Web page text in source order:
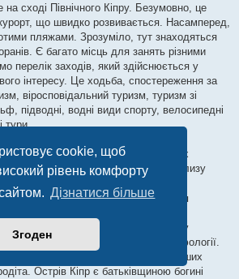
cookie, щоб
рівень комфорту
Дізнатися більше
Згоден
сході Північного Кіпру. Безумовно, це
що швидко розвивається. Насамперед,
пляжами. Зрозуміло, тут знаходяться
Є багато місць для занять різними
перелік заходів, який здійснюється у
інтересу. Це ходьба, спостереження за
віросповідальний туризм, туризм зі
підводні, водні види спорту, велосипедні
тури.
археологічних визначних
відвідати руїни міста Саламіс поблизу
кілька тисяч років тому і вразитися
багатьох століть на території Кіпру
острів займає особливе місце в міфології.
згадується одна з найяскравіших
Острів Кіпр є батьківщиною богині